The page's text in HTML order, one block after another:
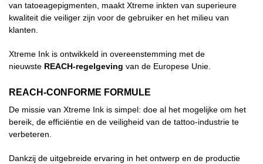
van tatoeagepigmenten, maakt Xtreme inkten van superieure
kwaliteit die veiliger zijn voor de gebruiker en het milieu van
klanten.
Xtreme Ink is ontwikkeld in overeenstemming met de
nieuwste REACH-regelgeving van de Europese Unie.
REACH-CONFORME FORMULE
De missie van Xtreme Ink is simpel: doe al het mogelijke om het
bereik, de efficiëntie en de veiligheid van de tattoo-industrie te
verbeteren.
Dankzij de uitgebreide ervaring in het ontwerp en de productie